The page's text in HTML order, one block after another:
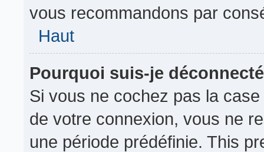
vous recommandons par
Haut
Pourquoi suis-je
Si vous ne cochez pas la case
de votre connexion, vous ne
une période prédéfinie. This